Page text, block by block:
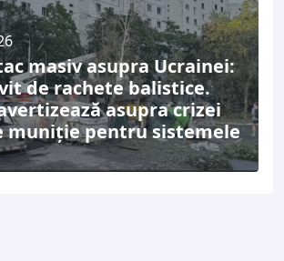
masiv asupra Ucrainei:
de rachete balistice.
asupra crizei
muniție pentru sistemele